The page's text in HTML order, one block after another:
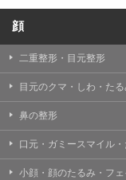
TCBグループは
められる場合を
ん。
【個人情報の開示
TCBグループは
開示、訂正、更
について、これ
顔
二重整形・目元整形
目元のクマ・しわ・たる
鼻の整形
口元・ガミースマイル
小顔・顔のたるみ・フ